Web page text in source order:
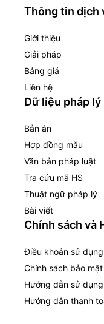
Thông tin dịch
Giới thiệu
Giải pháp
Bảng giá
Liên hệ
Dữ liệu pháp lý
Bản án
Hợp đồng mẫu
Văn bản pháp luật
Tra cứu mã HS
Thuật ngữ pháp lý
Bài viết
Chính sách và
Điều khoản sử dụng
Chính sách bảo mật
Hướng dẫn sử dụng
Hướng dẫn thanh